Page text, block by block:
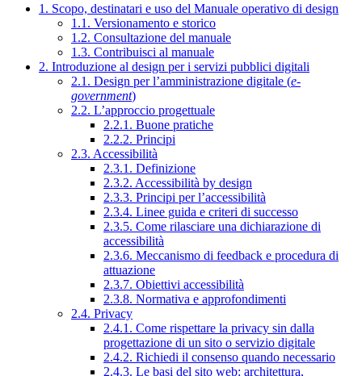
1. Scopo, destinatari e uso del Manuale operativo di design
1.1. Versionamento e storico
1.2. Consultazione del manuale
1.3. Contribuisci al manuale
2. Introduzione al design per i servizi pubblici digitali
2.1. Design per l’amministrazione digitale (e-
government)
2.2. L’approccio progettuale
2.2.1. Buone pratiche
2.2.2. Principi
2.3. Accessibilità
2.3.1. Definizione
2.3.2. Accessibilità by design
2.3.3. Principi per l’accessibilità
2.3.4. Linee guida e criteri di successo
2.3.5. Come rilasciare una dichiarazione di
accessibilità
2.3.6. Meccanismo di feedback e procedura di
attuazione
2.3.7. Obiettivi accessibilità
2.3.8. Normativa e approfondimenti
2.4. Privacy
2.4.1. Come rispettare la privacy sin dalla
progettazione di un sito o servizio digitale
2.4.2. Richiedi il consenso quando necessario
2.4.3. Le basi del sito web: architettura,